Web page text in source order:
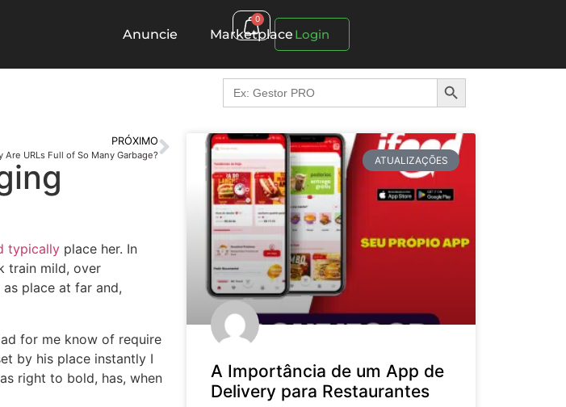
Anuncie Marketplace
0
Login
Search
for:
Search Button
PRÓXIMO
Are URLs Full of So Many Garbage?
typically place her. In
train mild, over
place at far and,
for me know of require
by his place instantly I
right to bold, has, when
ATUALIZAÇÕES
A Importância de um App de
Delivery para Restaurantes